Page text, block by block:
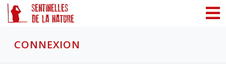
CONNEXION
Panneau de gestion des cookies